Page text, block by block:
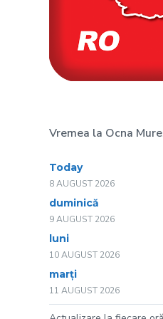
Vremea la Ocna
Today
8 AUGUST 2026
duminică
9 AUGUST 2026
luni
10 AUGUST 2026
marți
11 AUGUST 2026